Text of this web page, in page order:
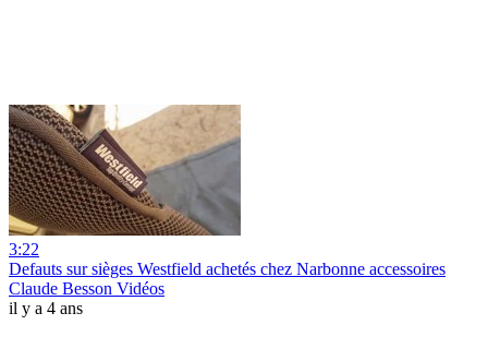
3:22
Defauts sur sièges Westfield achetés chez Narbonne accessoires
Claude Besson Vidéos
il y a 4 ans